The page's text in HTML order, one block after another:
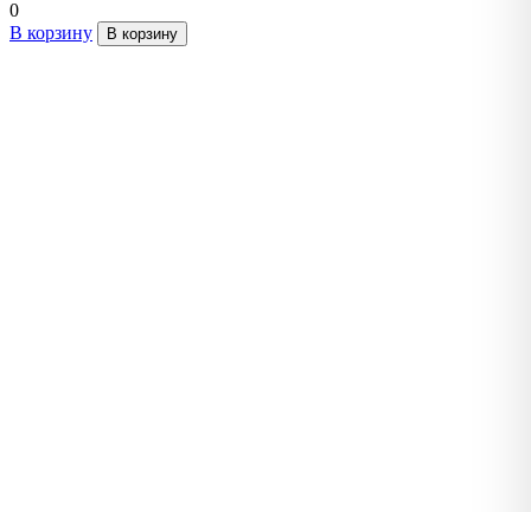
0
В корзину
В корзину